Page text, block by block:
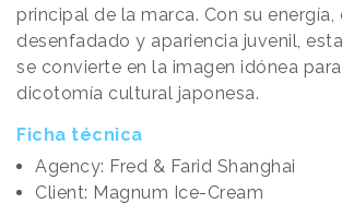
principal de la marca. Con su energía,
desenfadado y apariencia juvenil,
se convierte en la imagen idónea
dicotomía cultural japonesa.
Ficha técnica
Agency: Fred & Farid Shanghai
Client: Magnum Ice-Cream